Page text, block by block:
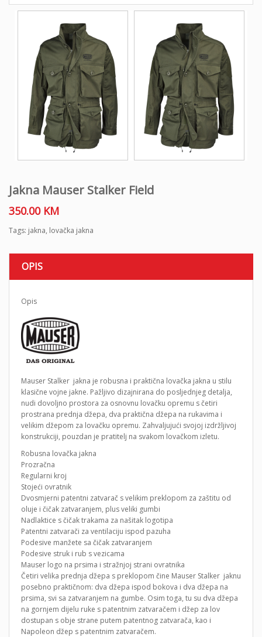
Jakna Mauser Stalker Field
350.00 KM
Tags: jakna, lovačka jakna
OPIS
Opis
Mauser Stalker jakna je robusna i praktična lovačka jakna u stilu
klasične vojne jakne. Pažljivo dizajnirana do posljednjeg detalja,
nudi dovoljno prostora za osnovnu lovačku opremu s četiri
prostrana prednja džepa, dva praktična džepa na rukavima i
velikim džepom za lovačku opremu. Zahvaljujući svojoj izdržljivoj
konstrukciji, pouzdan je pratitelj na svakom lovačkom izletu.
Robusna lovačka jakna
Prozračna
Regularni kroj
Stojeći ovratnik
Dvosmjerni patentni zatvarač s velikim preklopom za zaštitu od
oluje i čičak zatvaranjem, plus veliki gumbi
Nadlaktice s čičak trakama za našitak logotipa
Patentni zatvarači za ventilaciju ispod pazuha
Podesive manžete sa čičak zatvaranjem
Podesive struk i rub s vezicama
Mauser logo na prsima i stražnjoj strani ovratnika
Četiri velika prednja džepa s preklopom čine Mauser Stalker jaknu
posebno praktičnom: dva džepa ispod bokova i dva džepa na
prsima, svi sa zatvaranjem na gumbe. Osim toga, tu su dva džepa
na gornjem dijelu ruke s patentnim zatvaračem i džep za lov
dostupan s obje strane putem patentnog zatvarača, kao i
Napoleon džep s patentnim zatvaračem.